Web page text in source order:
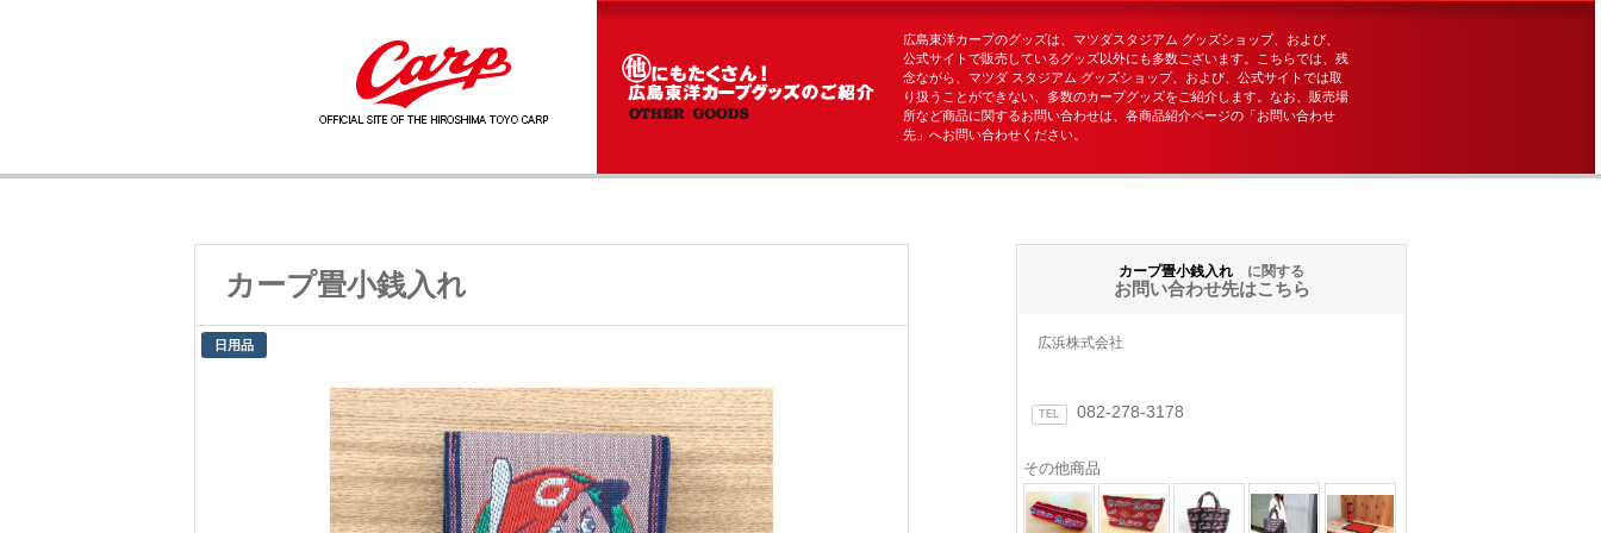
広島東洋カープのグッズは、マツダスタジアム グッズショップ、および、
公式サイトで販売しているグッズ以外にも多数ございます。こちらでは、残
念ながら、マツダ スタジアム グッズショップ、および、公式サイトでは取
り扱うことができない、多数のカープグッズをご紹介します。なお、販売場
所など商品に関するお問い合わせは、各商品紹介ページの「お問い合わせ
先」へお問い合わせください。
カープ畳小銭入れ
日用品
カープ畳小銭入れ に関する
お問い合わせ先はこちら
広浜株式会社
TEL 082-278-3178
その他商品